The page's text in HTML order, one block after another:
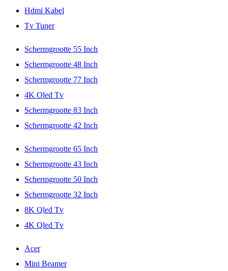
Hdmi Kabel
Tv Tuner
Schermgrootte 55 Inch
Schermgrootte 48 Inch
Schermgrootte 77 Inch
4K Oled Tv
Schermgrootte 83 Inch
Schermgrootte 42 Inch
Schermgrootte 65 Inch
Schermgrootte 43 Inch
Schermgrootte 50 Inch
Schermgrootte 32 Inch
8K Qled Tv
4K Qled Tv
Acer
Mini Beamer